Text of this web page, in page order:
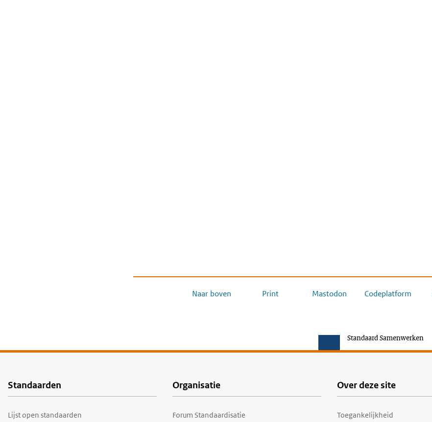
Naar boven Print Mastodon Codeplatform
Standaard Samenwerken
Voet
Standaarden
Lijst open standaarden
Organisatie
Forum Standaardisatie
Over deze site
Toegankelijkheid